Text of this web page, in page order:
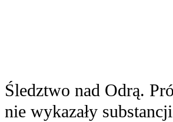
Śledztwo nad Odrą.
nie wykazały substancji